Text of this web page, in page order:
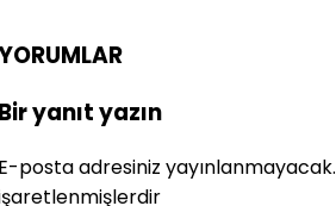
yanıt yazın
posta adresiniz yayınlanmayacak.